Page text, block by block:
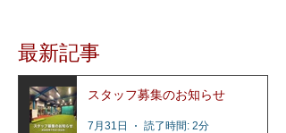
レッスン内容はコビーズ代表...
最新記事
スタッフ募集のお知らせ
7月31日 読了時間: 2分